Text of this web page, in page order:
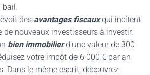
bail.
des avantages fiscauxqui incitent
de nouveaux investisseurs à investir.
bien immobilierd’une valeur de 300
votre impôt de 6 000 € par an
Dans le même esprit, découvrez